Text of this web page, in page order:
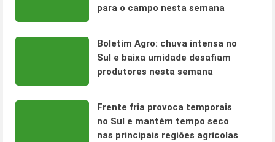
para o campo nesta semana
Boletim Agro: chuva intensa no
Sul e baixa umidade desafiam
produtores nesta semana
Frente fria provoca temporais
no Sul e mantém tempo seco
nas principais regiões agrícolas